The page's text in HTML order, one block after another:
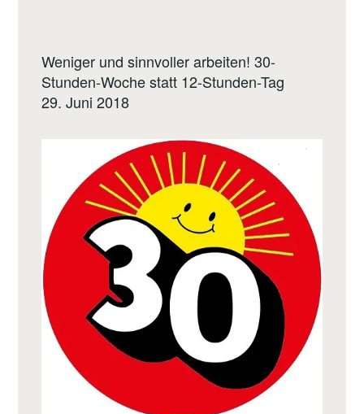
Weniger und sinnvoller arbeiten! 30-
Stunden-Woche statt 12-Stunden-Tag
29. Juni 2018